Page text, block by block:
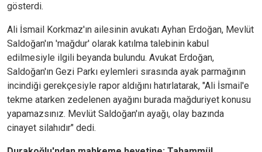
gösterdi.
Ali İsmail Korkmaz'ın ailesinin avukatı Ayhan Erdoğan, Mevlüt
Saldoğan'ın 'mağdur' olarak katılma talebinin kabul
edilmesiyle ilgili beyanda bulundu. Avukat Erdoğan,
Saldoğan'ın Gezi Parkı eylemleri sırasında ayak parmağının
incindiği gerekçesiyle rapor aldığını hatırlatarak, "Ali İsmail'e
tekme atarken zedelenen ayağını burada mağduriyet konusu
yapamazsınız. Mevlüt Saldoğan'ın ayağı, olay bazında
cinayet silahıdır" dedi.